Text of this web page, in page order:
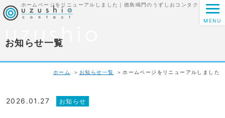
ホームページをリニューアルしました｜徳島鳴門のうずしおコンタクト
MENU
お知らせ一覧
ホーム お知らせ一覧 ホームページをリニューアルしました
2026.01.27 お知らせ